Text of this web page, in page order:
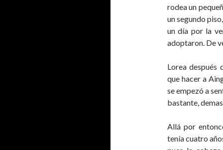
rodea un
un segundo
un día por la
adoptaron. De
Lorea después
que hacer a
se empezó a
bastante,
Allá por
tenía cuatro